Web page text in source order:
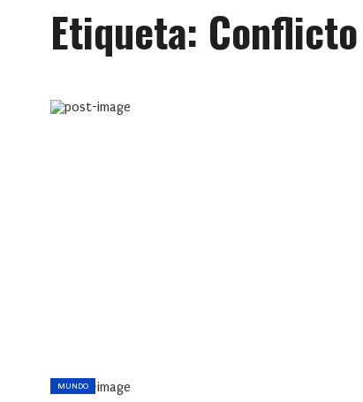
Etiqueta: Conflicto
MUNDO